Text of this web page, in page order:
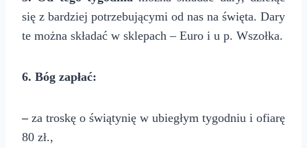
się z bardziej potrzebującymi od nas na święta. Dary
te można składać w sklepach – Euro i u p. Wszołka.
6. Bóg zapłać:
– za troskę o świątynię w ubiegłym tygodniu i ofiarę
80 zł.,